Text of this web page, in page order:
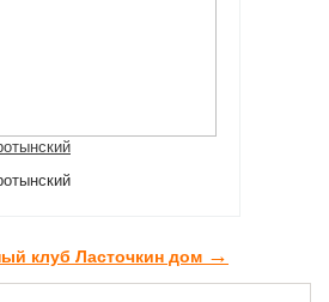
клуб Ласточкин дом →